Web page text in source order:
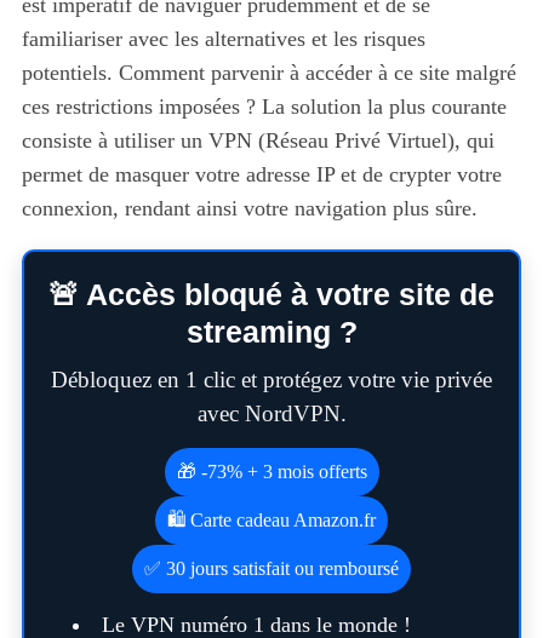
familiariser avec les alternatives et les risques
potentiels. Comment parvenir à accéder à ce site malgré
ces restrictions imposées ? La solution la plus courante
consiste à utiliser un VPN (Réseau Privé Virtuel), qui
permet de masquer votre adresse IP et de crypter votre
connexion, rendant ainsi votre navigation plus sûre.
🚨 Accès bloqué à votre site de
streaming ?
Débloquez en 1 clic et protégez votre vie privée
avec NordVPN.
🎁 -73% + 3 mois offerts
🛍️ Carte cadeau Amazon.fr
✅ 30 jours satisfait ou remboursé
Le VPN numéro 1 dans le monde !